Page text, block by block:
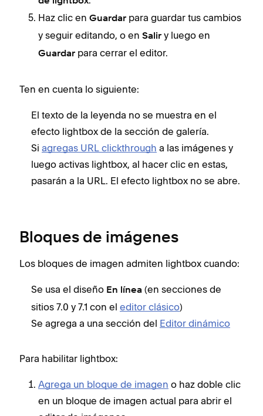
Haz clic en Guardar para guardar tus cambios
y seguir editando, o en Salir y luego en
Guardar para cerrar el editor.
Ten en cuenta lo siguiente:
El texto de la leyenda no se muestra en el
efecto lightbox de la sección de galería.
Si agregas URL clickthrough a las imágenes y
luego activas lightbox, al hacer clic en estas,
pasarán a la URL. El efecto lightbox no se abre.
Bloques de imágenes
Los bloques de imagen admiten lightbox cuando:
Se usa el diseño En línea (en secciones de
sitios 7.0 y 7.1 con el editor clásico)
Se agrega a una sección del Editor dinámico
Para habilitar lightbox:
Agrega un bloque de imagen o haz doble clic
en un bloque de imagen actual para abrir el